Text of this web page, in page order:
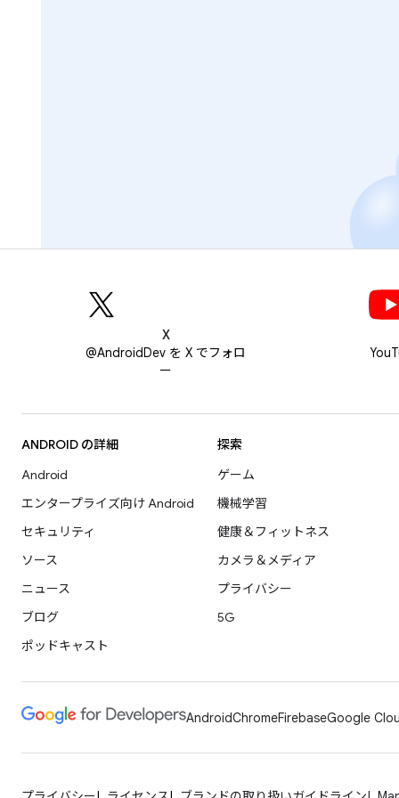
X
@AndroidDev を X でフォロ
ー
ANDROID の詳細
Android
エンタープライズ向け Android
セキュリティ
ソース
ニュース
ブログ
ポッドキャスト
探索
ゲーム
機械学習
健康＆フィットネス
カメラ＆メディア
プライバシー
5G
AndroidChromeFirebaseGoogle